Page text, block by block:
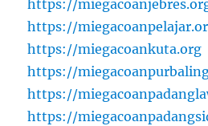
https://
https://
https://miegacoankuta.org
https://
https://
https://